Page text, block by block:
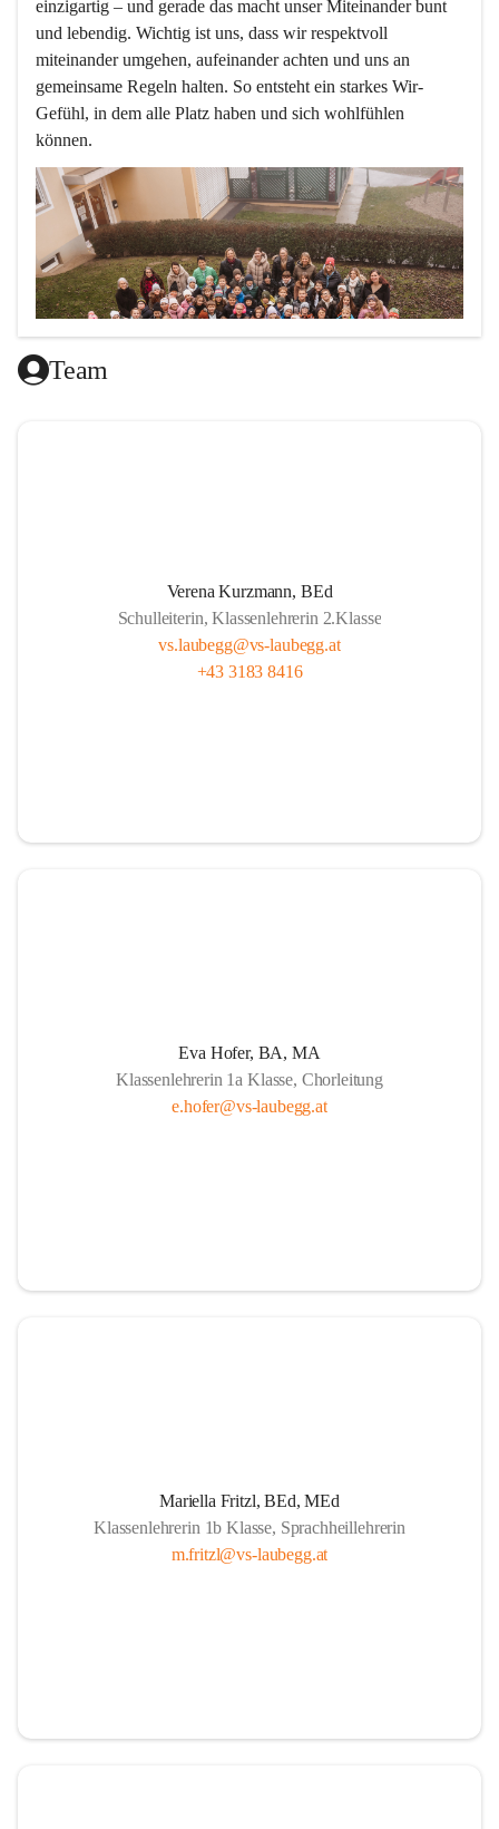
einzigartig – und gerade das macht unser Miteinander bunt
und lebendig. Wichtig ist uns, dass wir respektvoll
miteinander umgehen, aufeinander achten und uns an
gemeinsame Regeln halten. So entsteht ein starkes Wir-
Gefühl, in dem alle Platz haben und sich wohlfühlen
können.
nterricht bunt, mit Herz und mit Sinn,
ücher und Pausen – das gehört hier hin.
ntdecken, forschen, neugierig sein,
Team
Verena Kurzmann, BEd
Schulleiterin, Klassenlehrerin 2.Klasse
vs.laubegg@vs-laubegg.at
+43 3183 8416
Eva Hofer, BA, MA
Klassenlehrerin 1a Klasse, Chorleitung
e.hofer@vs-laubegg.at
Mariella Fritzl, BEd, MEd
Klassenlehrerin 1b Klasse, Sprachheillehrerin
m.fritzl@vs-laubegg.at